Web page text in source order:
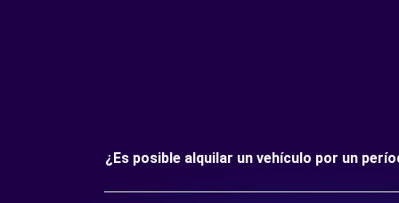
¿Es posible alquilar un vehículo por un